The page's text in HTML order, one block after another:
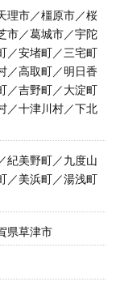
理市／橿原市／桜
市／葛城市／宇陀
／安堵町／三宅町
／高取町／明日香
／吉野町／大淀町
／十津川村／下北
紀美野町／九度山
／美浜町／湯浅町
県草津市